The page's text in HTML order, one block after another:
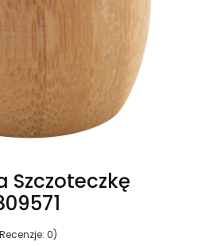
Szczoteczkę
0)